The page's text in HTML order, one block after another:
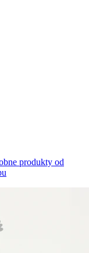
produkty od